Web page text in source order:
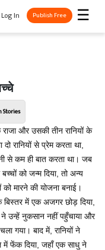
☰
Log In Publish Free
Stories
और उसकी तीन रानियों के
दो रानियों से प्रेम करता था,
से कम ही बात करता था। जब
बच्चों को जन्म दिया, तो अन्य
को मारने की योजना बनाई।
बिस्तर में एक अजगर छोड़ दिया,
उन्हें नुकसान नहीं पहुँचाया और
गया। बाद में, रानियों ने
में फेंक दिया, जहाँ एक साधु ने